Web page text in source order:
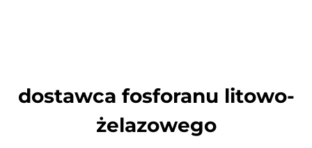
dostawca fosforanu litowo-
żelazowego